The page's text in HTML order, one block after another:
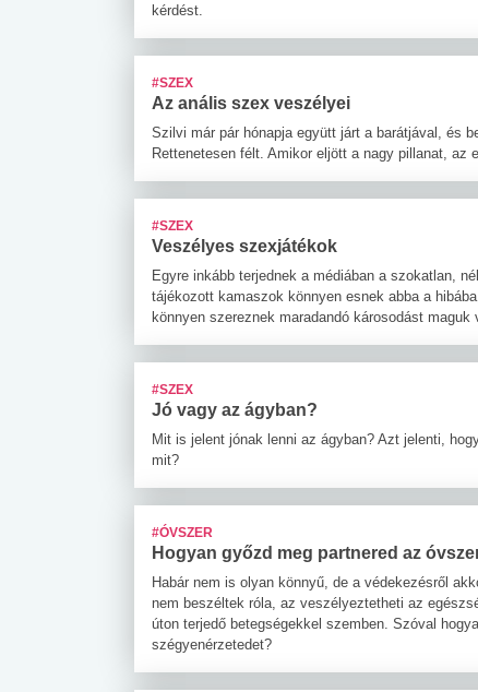
kérdést.
#SZEX
Az anális szex veszélyei
Szilvi már pár hónapja együtt járt a barátjával, és
Rettenetesen félt. Amikor eljött a nagy pillanat, az
#SZEX
Veszélyes szexjátékok
Egyre inkább terjednek a médiában a szokatlan,
tájékozott kamaszok könnyen esnek abba a
könnyen szereznek maradandó károsodást maguk
#SZEX
Jó vagy az ágyban?
Mit is jelent jónak lenni az ágyban? Azt jelenti,
mit?
#ÓVSZER
Hogyan győzd meg partnered az
Habár nem is olyan könnyű, de a védekezésről
nem beszéltek róla, az veszélyeztetheti az
úton terjedő betegségekkel szemben. Szóval
szégyenérzetedet?